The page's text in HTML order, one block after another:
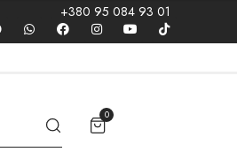
+380 95 084 93 01
0